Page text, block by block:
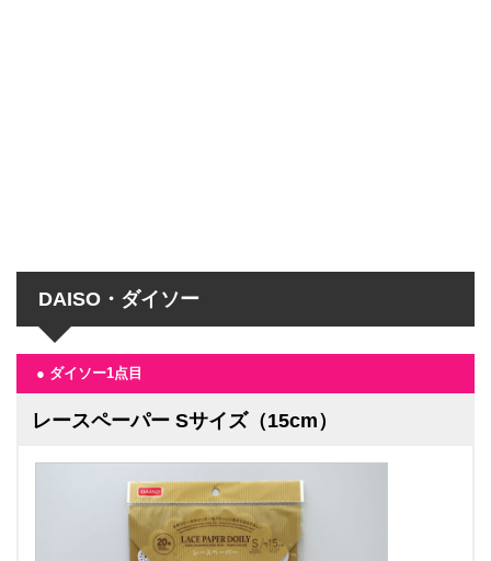
DAISO・ダイソー
● ダイソー1点目
レースペーパー Sサイズ（15cm）